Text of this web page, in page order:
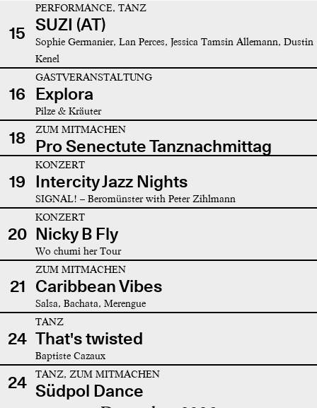
15
PERFORMANCE, TANZ
SUZI (AT)
Sophie Germanier, Lan Perces, Jessica Tamsin Allemann, Dustin
Kenel
16
GASTVERANSTALTUNG
Explora
Pilze & Kräuter
18 ZUM MITMACHEN
Pro Senectute Tanznachmittag
19
KONZERT
Intercity Jazz Nights
SIGNAL! – Beromünster with Peter Zihlmann
20
KONZERT
Nicky B Fly
Wo chumi her Tour
21
ZUM MITMACHEN
Caribbean Vibes
Salsa, Bachata, Merengue
24
TANZ
That's twisted
Baptiste Cazaux
24 TANZ, ZUM MITMACHEN
Südpol Dance